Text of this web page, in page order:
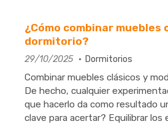
¿Cómo combinar
dormitorio?
29/10/2025 Dormitorios
Combinar muebles clásicos y
De hecho, cualquier
que hacerlo da como resultado
clave para acertar? Equilibrar